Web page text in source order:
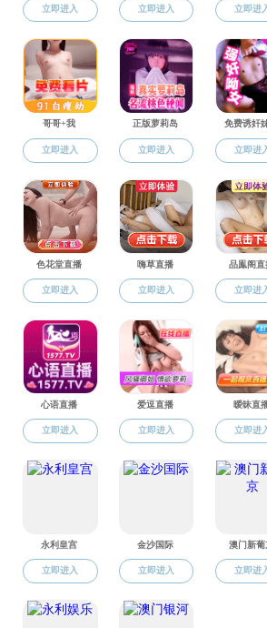
就业化工
创新创业
科普化工